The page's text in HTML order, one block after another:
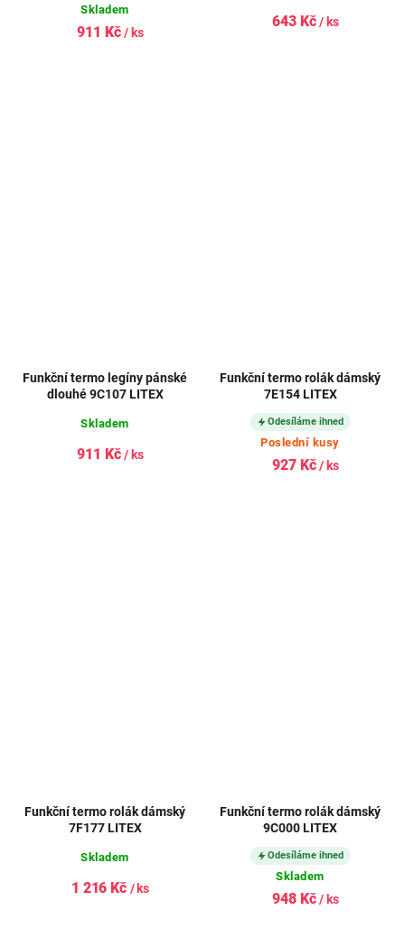
Skladem
911 Kč/ ks
643 Kč/ ks
Funkční termo legíny pánské
dlouhé 9C107 LITEX
Skladem
911 Kč/ ks
Funkční termo rolák dámský
7E154 LITEX
Odesíláme ihned
Poslední kusy
927 Kč/ ks
Funkční termo rolák dámský
7F177 LITEX
Skladem
1 216 Kč / ks
Funkční termo rolák dámský
9C000 LITEX
Odesíláme ihned
Skladem
948 Kč/ ks